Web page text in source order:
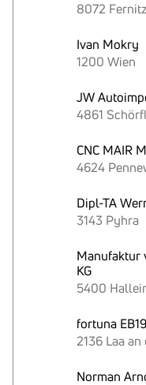
8072
Ivan Mokry
1200 Wien
JW
4861
CNC MAIR
4624
Dipl-TA
3143 Pyhra
Manufaktur
KG
5400
fortuna
2136 Laa
Norman